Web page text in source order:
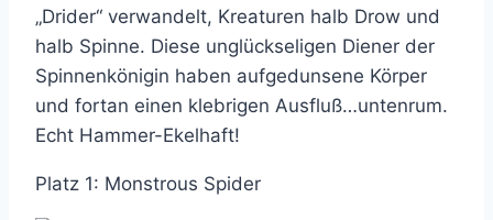
„Drider“ verwandelt, Kreaturen halb Drow und
halb Spinne. Diese unglückseligen Diener der
Spinnenkönigin haben aufgedunsene Körper
und fortan einen klebrigen Ausfluß…untenrum.
Echt Hammer-Ekelhaft!
Platz 1: Monstrous Spider